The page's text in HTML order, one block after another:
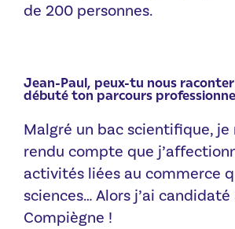
de 200 personnes.
Jean-Paul, peux-tu nous
débuté ton parcours
Malgré un bac scientifique, je
rendu compte que
activités liées au commerce
sciences… Alors j’ai candidaté
Compiègne !